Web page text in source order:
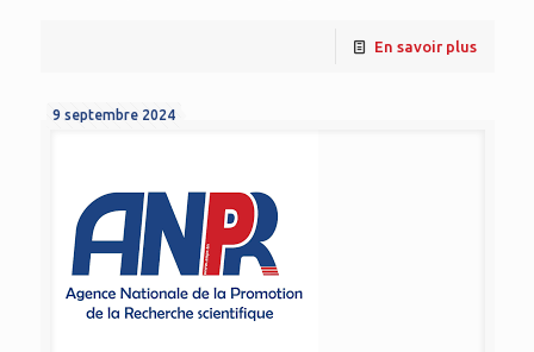
En savoir plus
9 septembre 2024